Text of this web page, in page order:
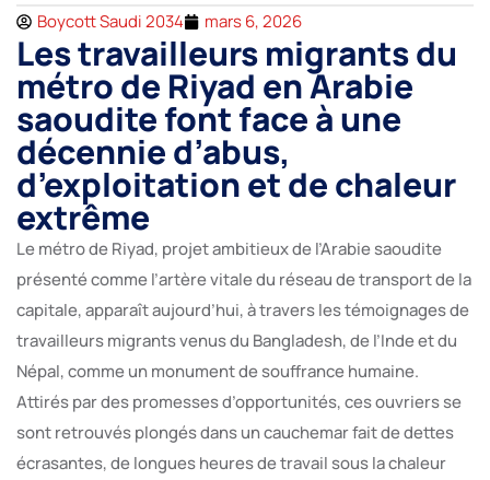
Boycott Saudi 2034 mars 6, 2026
Les travailleurs migrants du
métro de Riyad en Arabie
saoudite font face à une
décennie d’abus,
d’exploitation et de chaleur
extrême
Le métro de Riyad, projet ambitieux de l’Arabie saoudite
présenté comme l’artère vitale du réseau de transport de la
capitale, apparaît aujourd’hui, à travers les témoignages de
travailleurs migrants venus du Bangladesh, de l’Inde et du
Népal, comme un monument de souffrance humaine.
Attirés par des promesses d’opportunités, ces ouvriers se
sont retrouvés plongés dans un cauchemar fait de dettes
écrasantes, de longues heures de travail sous la chaleur